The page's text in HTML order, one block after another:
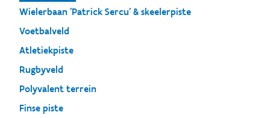
Wielerbaan 'Patrick Sercu' & skeelerpiste
Voetbalveld
Atletiekpiste
Rugbyveld
Polyvalent terrein
Finse piste